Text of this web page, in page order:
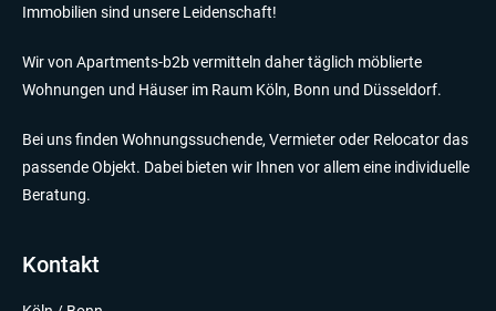
Immobilien sind unsere Leidenschaft!
Wir von Apartments-b2b vermitteln daher täglich möblierte
Wohnungen und Häuser im Raum Köln, Bonn und Düsseldorf.
Bei uns finden Wohnungssuchende, Vermieter oder Relocator das
passende Objekt. Dabei bieten wir Ihnen vor allem eine individuelle
Beratung.
Kontakt